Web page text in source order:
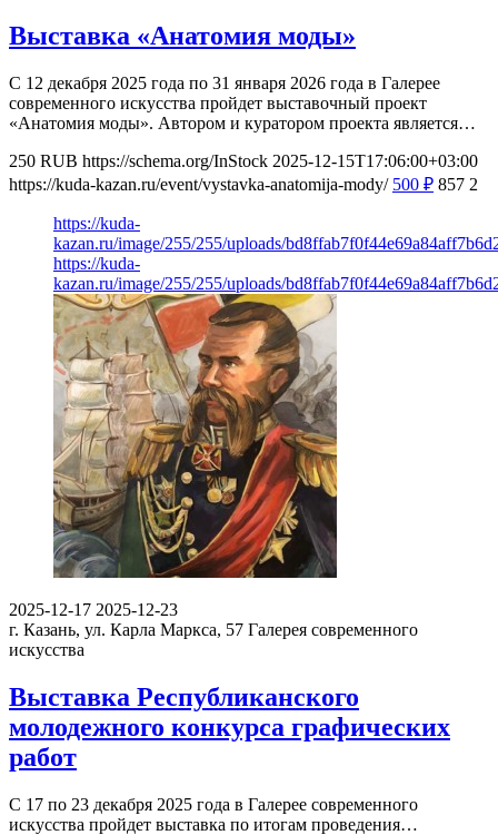
Выставка «Анатомия моды»
С 12 декабря 2025 года по 31 января 2026 года в Галерее
современного искусства пройдет выставочный проект
«Анатомия моды». Автором и куратором проекта является…
250 RUB https://schema.org/InStock 2025-12-15T17:06:00+03:00
https://kuda-kazan.ru/event/vystavka-anatomija-mody/ 500 ₽ 857 2
https://kuda-
kazan.ru/image/255/255/uploads/
https://kuda-
kazan.ru/image/255/255/uploads/
2025-12-17 2025-12-23
г. Казань, ул. Карла Маркса, 57 Галерея современного
искусства
Выставка Республиканского
молодежного конкурса графических
работ
С 17 по 23 декабря 2025 года в Галерее современного
искусства пройдет выставка по итогам проведения…